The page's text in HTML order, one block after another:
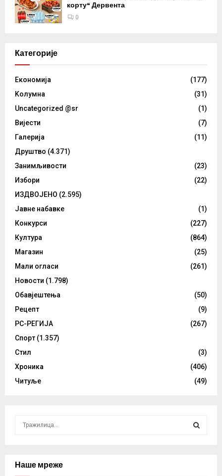
корту“ Дервента
0
Категорије
Eкономија
(177)
Kолумнa
(31)
Uncategorized @sr
(1)
Вијести
(7)
Галерија
(11)
Друштво (4.371)
Занимљивости
(23)
Избори
(22)
ИЗДВОЈЕНО (2.595)
Јавне набавке
(1)
Конкурси
(227)
Култура
(864)
Магазин
(25)
Мали огласи
(261)
Новости (1.798)
Обавјештења
(50)
Рецепт
(9)
РС-РЕГИЈА
(267)
Спорт (1.357)
Стил
(3)
Хроника
(406)
Читуље
(49)
cНаше мреже